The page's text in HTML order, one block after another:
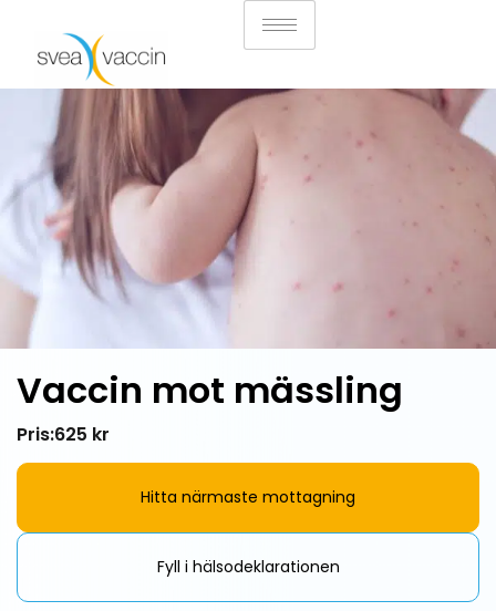
Vaccin mot mässling
Pris:625 kr
Hitta närmaste mottagning
Fyll i hälsodeklarationen